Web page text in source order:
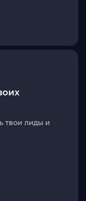
твои лиды и